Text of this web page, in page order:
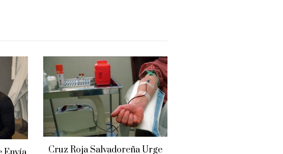
Cruz Roja Salvadoreña Urge